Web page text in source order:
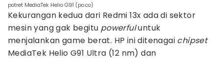
potret MediaTek Helio G91 (po.co)
Kekurangan kedua dari Redmi 13x ada di sektor
mesin yang gak begitu powerfuluntuk
menjalankan game berat. HP ini ditenagai chipset
MediaTek Helio G91 Ultra (12 nm) dan